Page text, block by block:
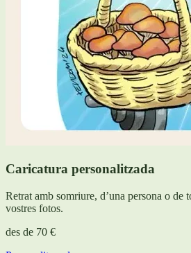
Caricatura personalitzada
Retrat amb somriure, d’una persona o de
vostres fotos.
des de 70 €